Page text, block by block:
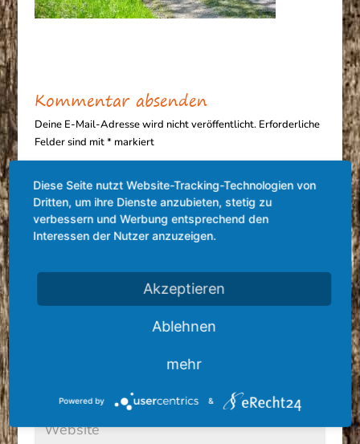
Kommentar absenden
Deine E-Mail-Adresse wird nicht veröffentlicht. Erforderliche
Felder sind mit*markiert
Diese Seite nutzt Website-Tracking-Technologien von
Dritten, um ihre Dienste anzubieten, stetig zu
verbessern und Werbung entsprechend den
Interessen der Nutzer anzuzeigen.
Akzeptieren
Ablehnen
mehr
Powered by &